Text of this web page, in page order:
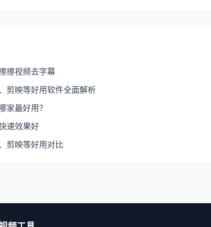
擦视频去字幕
剪映等好用软件全面解析
家最好用？
速效果好
剪映等好用对比